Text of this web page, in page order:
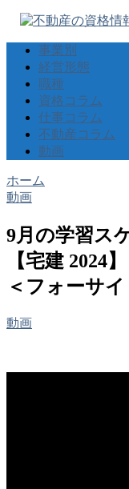
事業別
経営形態
職種
資格コラム
仕事コラム
不動産コラム
動画
ホーム
動画
9月の学習ス
【宅建 2024
＜フォーサイ
動画